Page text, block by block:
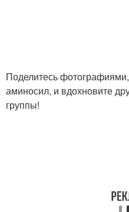
Поделитесь
аминосил, и вдохновите
группы!